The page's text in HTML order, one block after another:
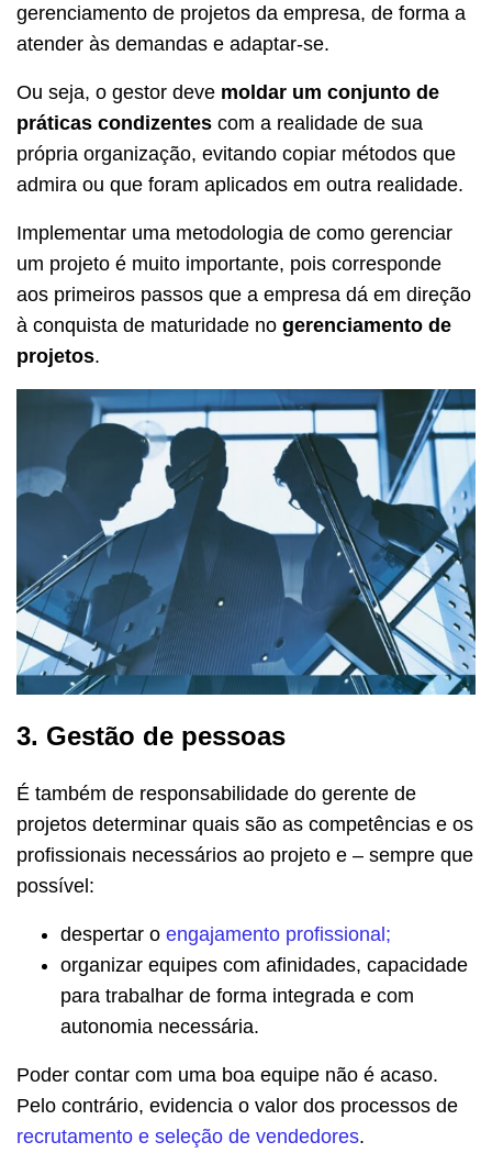
gerenciamento de projetos da empresa, de forma a
atender às demandas e adaptar-se.
Ou seja, o gestor deve moldar um conjunto de
práticas condizentes com a realidade de sua
própria organização, evitando copiar métodos que
admira ou que foram aplicados em outra realidade.
Implementar uma metodologia de como gerenciar
um projeto é muito importante, pois corresponde
aos primeiros passos que a empresa dá em direção
à conquista de maturidade no gerenciamento de
projetos.
3. Gestão de pessoas
É também de responsabilidade do gerente de
projetos determinar quais são as competências e os
profissionais necessários ao projeto e – sempre que
possível:
despertar o engajamento profissional;
organizar equipes com afinidades, capacidade
para trabalhar de forma integrada e com
autonomia necessária.
Poder contar com uma boa equipe não é acaso.
Pelo contrário, evidencia o valor dos processos de
recrutamento e seleção de vendedores.